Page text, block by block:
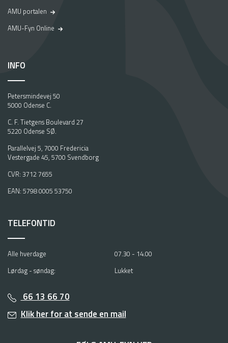
AMU portalen
AMU-Fyn Online
INFO
Petersmindevej 50
5000 Odense C.
C. F. Tietgens Boulevard 27
5220 Odense SØ.
Parallelvej 5, 7000 Fredericia
Vestergade 45, 5700 Svendborg
CVR: 3712 7655
EAN: 5798 0005 53750
TELEFONTID
Alle hverdage
07.30 - 14.00
Lørdag - søndag:
Lukket
66 13 66 70
Klik her for at sende en mail